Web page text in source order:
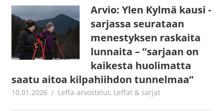
Arvio: Ylen Kylmä kausi -
sarjassa seurataan
menestyksen raskaita
lunnaita – ”sarjaan on
kaikesta huolimatta
saatu aitoa kilpahiihdon tunnelmaa”
10.01.2026 Juha Kaunisto
Leffa-arvostelut, Leffat & sarjat